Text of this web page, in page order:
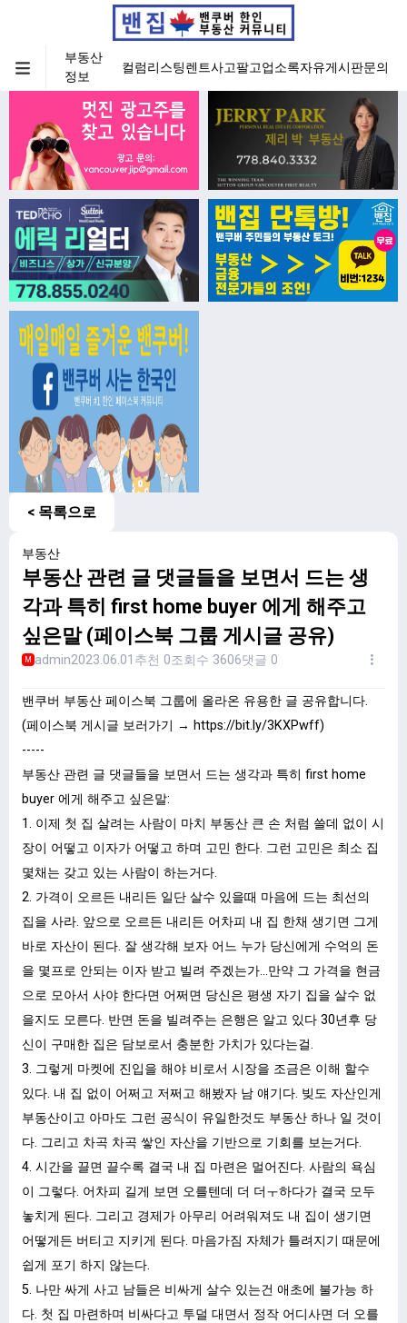
부동산
정보
컬럼리스팅렌트사고팔고업소록자유게시판문의
< 목록으로
부동산
부동산 관련 글 댓글들을 보면서 드는 생
각과 특히 first home buyer 에게 해주고
싶은말 (페이스북 그룹 게시글 공유)
M admin2023.06.01 추천 0조회수 3606댓글 0
밴쿠버 부동산 페이스북 그룹에 올라온 유용한 글 공유합니다.
(페이스북 게시글 보러가기 → https://bit.ly/3KXPwff)
-----
부동산 관련 글 댓글들을 보면서 드는 생각과 특히 first home
buyer 에게 해주고 싶은말:
1. 이제 첫 집 살려는 사람이 마치 부동산 큰 손 처럼 쓸데 없이 시
장이 어떻고 이자가 어떻고 하며 고민 한다. 그런 고민은 최소 집
몇채는 갖고 있는 사람이 하는거다.
2. 가격이 오르든 내리든 일단 살수 있을때 마음에 드는 최선의
집을 사라. 앞으로 오르든 내리든 어차피 내 집 한채 생기면 그게
바로 자산이 된다. 잘 생각해 보자 어느 누가 당신에게 수억의 돈
을 몇프로 안되는 이자 받고 빌려 주겠는가…만약 그 가격을 현금
으로 모아서 사야 한다면 어쩌면 당신은 평생 자기 집을 살수 없
을지도 모른다. 반면 돈을 빌려주는 은행은 알고 있다 30년후 당
신이 구매한 집은 담보로서 충분한 가치가 있다는걸.
3. 그렇게 마켓에 진입을 해야 비로서 시장을 조금은 이해 할수
있다. 내 집 없이 어쩌고 저쩌고 해봤자 남 얘기다. 빚도 자산인게
부동산이고 아마도 그런 공식이 유일한것도 부동산 하나 일 것이
다. 그리고 차곡 차곡 쌓인 자산을 기반으로 기회를 보는거다.
4. 시간을 끌면 끌수록 결국 내 집 마련은 멀어진다. 사람의 욕심
이 그렇다. 어차피 길게 보면 오를텐데 더 더ㅜ하다가 결국 모두
놓치게 된다. 그리고 경제가 아무리 어려워져도 내 집이 생기면
어떻게든 버티고 지키게 된다. 마음가짐 자체가 틀려지기 때문에
쉽게 포기 하지 않는다.
5. 나만 싸게 사고 남들은 비싸게 살수 있는건 애초에 불가능 하
다. 첫 집 마련하며 비싸다고 투덜 대면서 정작 어디사면 더 오를